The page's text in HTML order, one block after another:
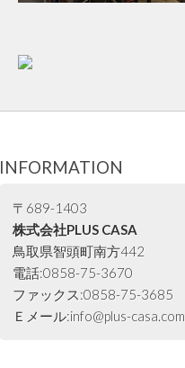
INFORMATION
〒689-1403
株式会社PLUS CASA
鳥取県智頭町南方442
電話:0858-75-3670
ファックス:0858-75-3685
Ｅメール:info@plus-casa.com